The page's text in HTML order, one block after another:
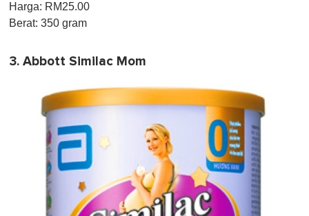
Harga: RM25.00
Berat: 350 gram
3. Abbott Similac Mom